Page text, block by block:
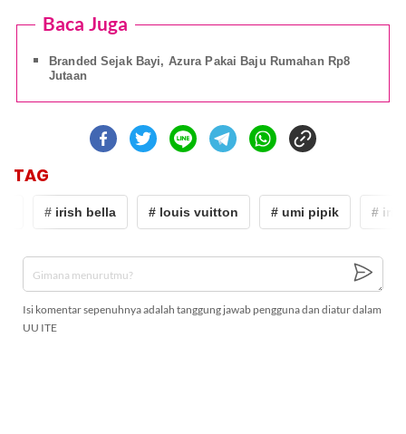
Baca Juga
Branded Sejak Bayi, Azura Pakai Baju Rumahan Rp8
Jutaan
TAG
# irish bella # louis vuitton # umi pipik #
Isi komentar sepenuhnya adalah tanggung jawab pengguna dan diatur dalam
UU ITE